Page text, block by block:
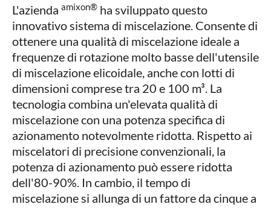
L'azienda amixon® ha sviluppato questo
innovativo sistema di miscelazione. Consente di
ottenere una qualità di miscelazione ideale a
frequenze di rotazione molto basse dell'utensile
di miscelazione elicoidale, anche con lotti di
dimensioni comprese tra 20 e 100 m³. La
tecnologia combina un'elevata qualità di
miscelazione con una potenza specifica di
azionamento notevolmente ridotta. Rispetto ai
miscelatori di precisione convenzionali, la
potenza di azionamento può essere ridotta
dell'80-90%. In cambio, il tempo di
miscelazione si allunga di un fattore da cinque a